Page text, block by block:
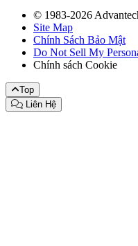
© 1983-2026
Site Map
Chính Sách Bảo Mật
Do Not Sell My
Chính sách Cookie
Top
Liên Hệ